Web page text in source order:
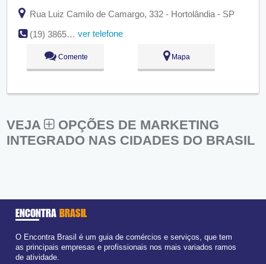
Rua Luiz Camilo de Camargo, 332 - Hortolândia - SP
(19) 3865-5757
ver telefone
Comente Mapa
VEJA
OPÇÕES DE MARKETING
INTEGRADO NAS CIDADES DO BRASIL
ENCONTRA BRASIL
O Encontra Brasil é um guia de comércios e serviços, que tem
as principais empresas e profissionais nos mais variados ramos
de atividade.